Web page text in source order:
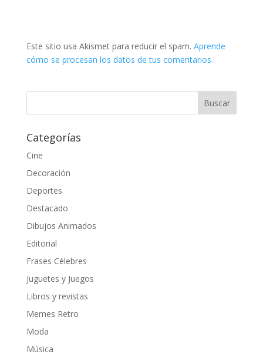
Este sitio usa Akismet para reducir el spam. Aprende
cómo se procesan los datos de tus comentarios.
Categorías
Cine
Decoración
Deportes
Destacado
Dibujos Animados
Editorial
Frases Célebres
Juguetes y Juegos
Libros y revistas
Memes Retro
Moda
Música